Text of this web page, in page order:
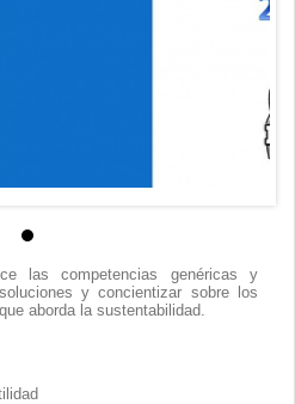
las competencias genéricas y
y concientizar sobre los
aborda la sustentabilidad.